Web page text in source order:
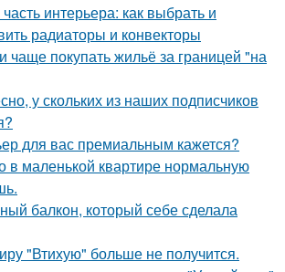
интерьера: как выбрать и
радиаторы и конвекторы
чаще покупать жильё за границей "на
у скольких из наших подписчиков
для вас премиальным кажется?
в маленькой квартире нормальную
балкон, который себе сделала
"Втихую" больше не получится.